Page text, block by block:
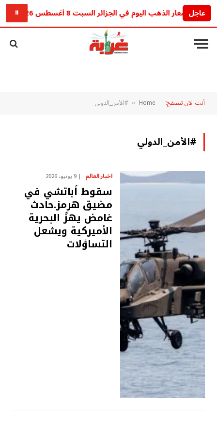
عاجل
أسعار الذهب اليوم في الجزائر السبت 8 أغسطس 2026.. آخر تحديث للجرام والأونصة ⏸
أنت الآن تتصفح: Home
» #الأمن_الدولي
#الأمن_الدولي
اخبار العالم 9 يونيو، 2026
سقوط أباتشي في
مضيق هرمز.حادث
غامض يهزّ البحرية
الأميركية ويشعل
التساؤلات